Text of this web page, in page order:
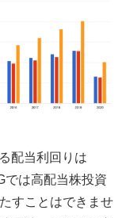
配当利回りは
では高配当株投資
すことはできませ